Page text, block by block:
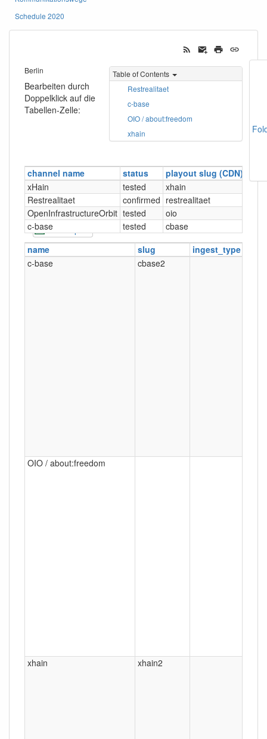
Schedule 2020
Table of Contents
Restrealitaet
c-base
OIO / about:freedom
xhain
Berlin
Bearbeiten durch
Doppelklick auf die
Tabellen-Zelle:
channel name status playout slug (CDN)
xHain
tested xhain
Restrealitaet
confirmed restrealitaet
OpenInfrastructureOrbit tested oio
c-base
tested cbase
CSV Export
name
slug ingest_type
c-base
cbase2
OIO / about:freedom
xhain xhain2